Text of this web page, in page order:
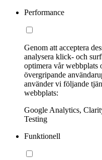
Performance
Genom att acceptera
analysera klick- och
optimera vår webbplats
övergripande
använder vi följande
webbplats:
Google Analytics,
Testing
Funktionell